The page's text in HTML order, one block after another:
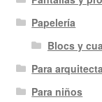
Papelería
Blocs y
Para
Para niños